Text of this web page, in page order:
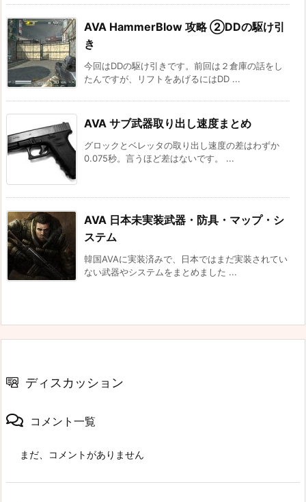
AVA HammerBlow 攻略 ②DDの駆け引
き
今回はDDの駆け引きです。前回は２倉庫の話をし
たんですが、リフトをあげるにはDD ...
AVA サブ武器取り出し速度まとめ
グロックとベレッタの取り出し速度の差はわずか
0.075秒。言うほど差はないです。 ...
AVA 日本未実装武器・防具・マップ・シ
ステム
韓国AVAに実装済みで、日本ではまだ実装されてい
ない武器やシステムをまとめました ...
ディスカッション
コメント一覧
まだ、コメントがありません